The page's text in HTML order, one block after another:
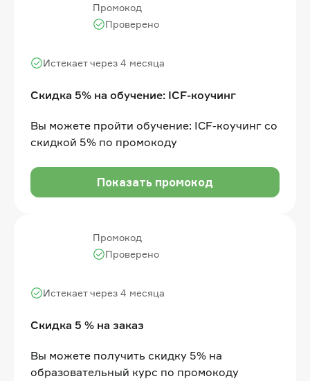
Промокод
Скидка 5% на обучение: ICF-коучинг
Истекает через 4 месяца
Проверено
Вы можете пройти обучение: ICF-коучинг со
скидкой 5% по промокоду
Показать промокод
Промокод
Скидка 5 % на заказ
Истекает через 4 месяца
Проверено
Вы можете получить скидку 5% на
образовательный курс по промокоду